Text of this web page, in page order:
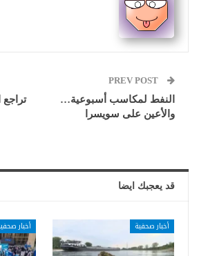
النفط لمكاسب أسبوعية…
والأعين على سويسرا
تراجع
قد يعجبك ايضا
أخبار صحفية أخبار